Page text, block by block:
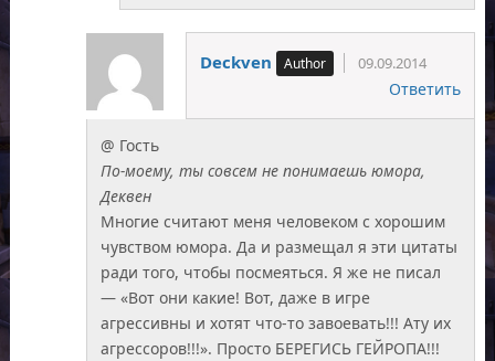
Deckven 09.09.2014
Ответить
@ Гость
По-моему, ты совсем не понимаешь юмора,
Деквен
Многие считают меня человеком с хорошим
чувством юмора. Да и размещал я эти цитаты
ради того, чтобы посмеяться. Я же не писал
— «Вот они какие! Вот, даже в игре
агрессивны и хотят что-то завоевать!!! Ату их
агрессоров!!!». Просто БЕРЕГИСЬ ГЕЙРОПА!!!